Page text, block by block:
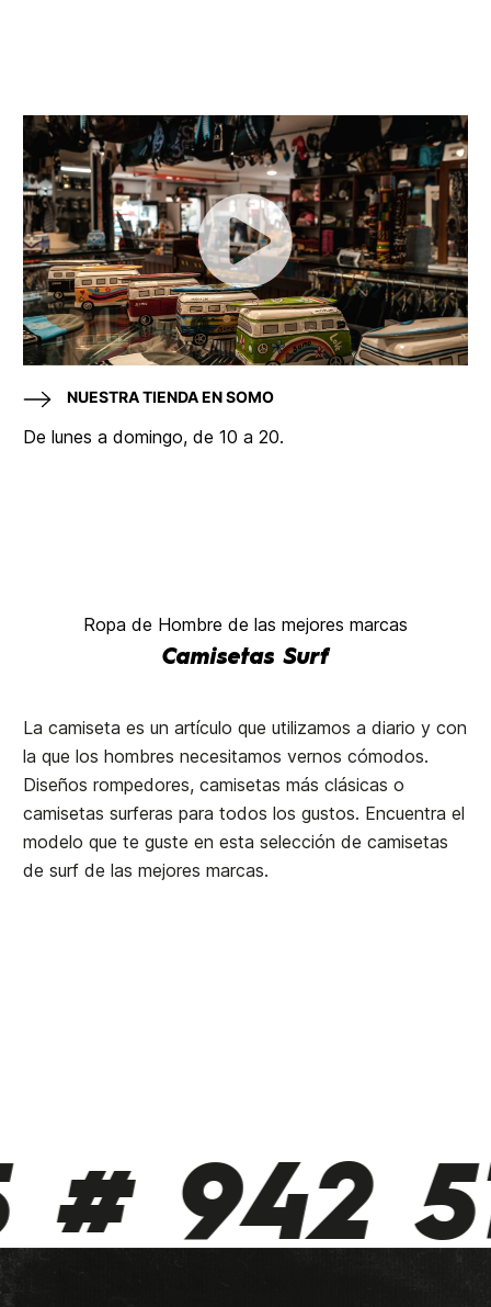
NUESTRA TIENDA EN SOMO
De lunes a domingo, de 10 a 20.
Ropa de Hombre de las mejores marcas
Camisetas Surf
La camiseta es un artículo que utilizamos a diario y con
la que los hombres necesitamos vernos cómodos.
Diseños rompedores, camisetas más clásicas o
camisetas surferas para todos los gustos. Encuentra el
modelo que te guste en esta selección de camisetas
de surf de las mejores marcas.
942